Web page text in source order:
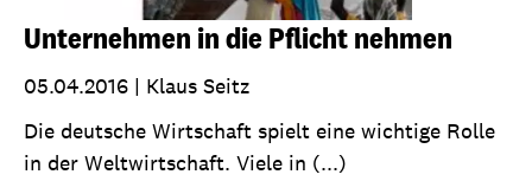
Unternehmen in die Pflicht nehmen
05.04.2016 | Klaus Seitz
Die deutsche Wirtschaft spielt eine wichtige Rolle
in der Weltwirtschaft. Viele in (...)